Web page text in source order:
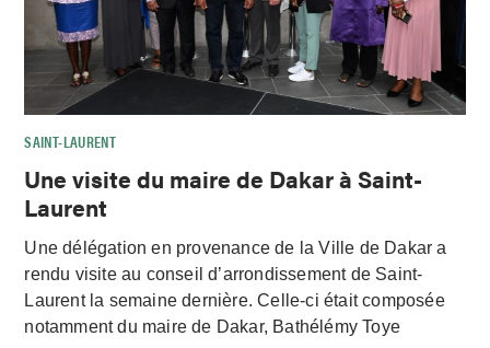
SAINT-LAURENT
Une visite du maire de Dakar à Saint-
Laurent
Une délégation en provenance de la Ville de Dakar a
rendu visite au conseil d’arrondissement de Saint-
Laurent la semaine dernière. Celle-ci était composée
notamment du maire de Dakar, Bathélémy Toye